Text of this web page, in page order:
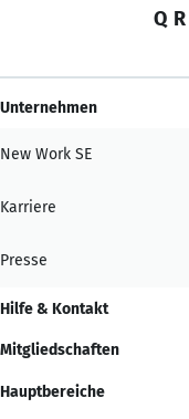
Q R
Unternehmen
New Work SE
Karriere
Presse
Hilfe & Kontakt
Mitgliedschaften
Hauptbereiche